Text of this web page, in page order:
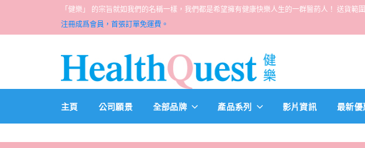
「健樂」 的宗旨就如我們的名稱一樣，我們都是希望擁有健康快樂人生的一群醫葯人！ 送貨
注冊成爲會員，首張訂單免運費。
主頁 公司願景 全部品牌 產品系列 影片資訊 最新優